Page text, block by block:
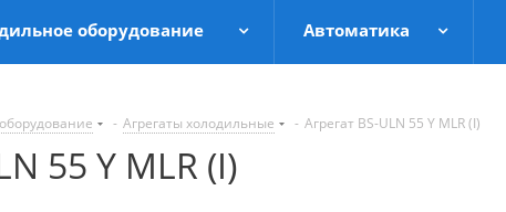
оборудование Автоматика
- Агрегаты холодильные - Агрегат BS-ULN 55 Y MLR (I)
55 Y MLR (I)